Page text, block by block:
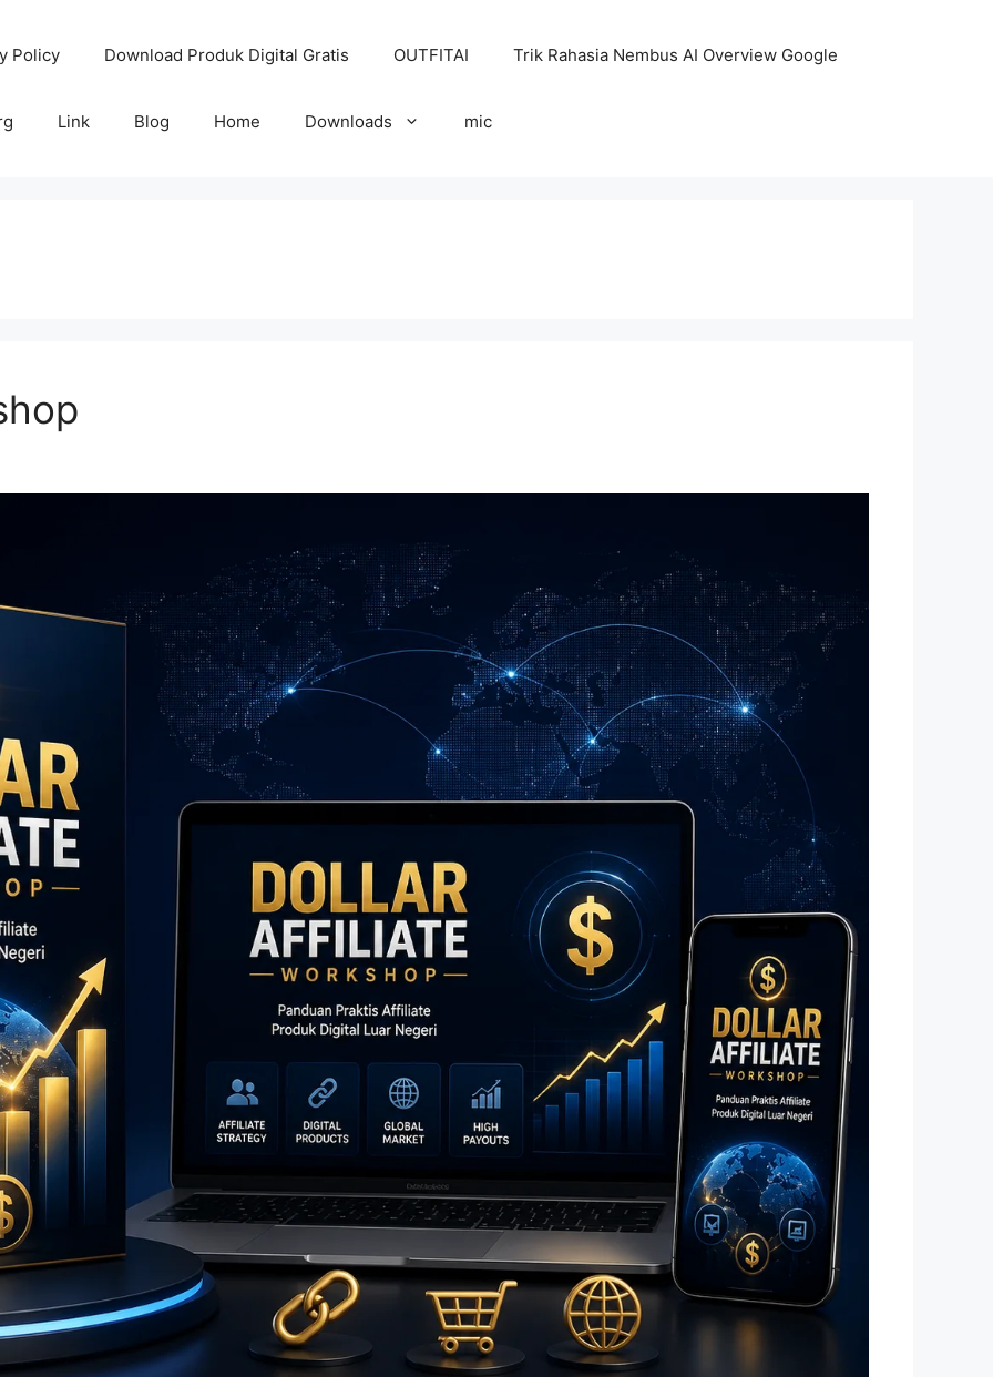
Policy Download Produk Digital Gratis OUTFITAI Trik Rahasia Nembus AI Overview Google
Link Blog Home Downloads mic